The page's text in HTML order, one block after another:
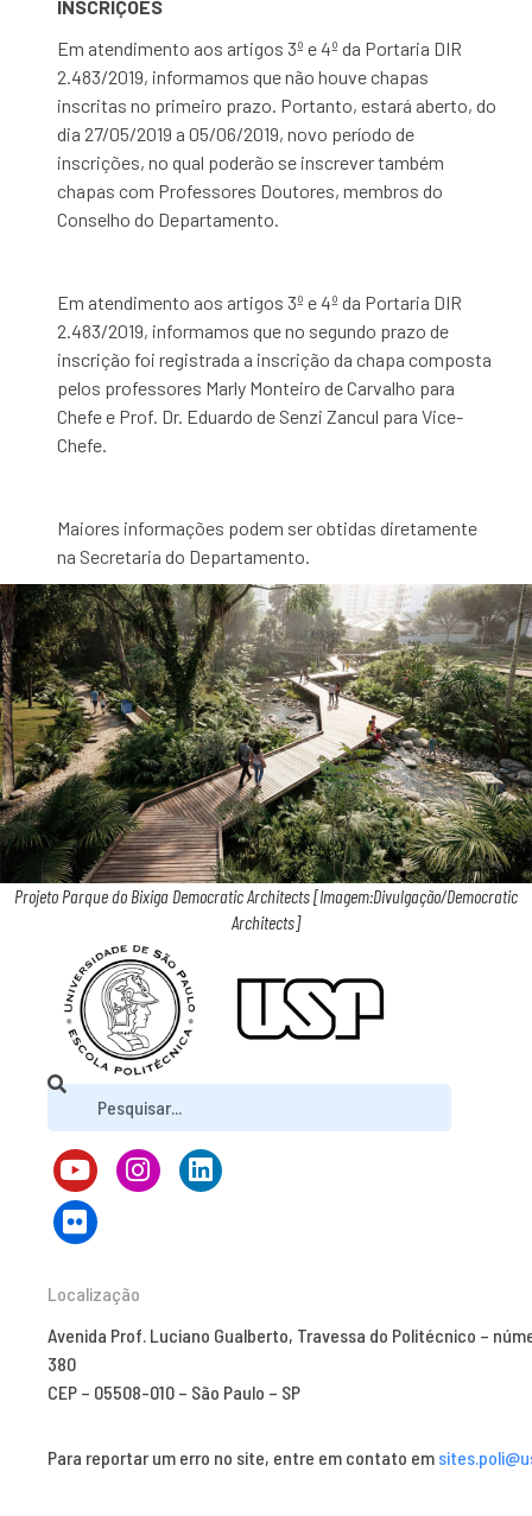
INSCRIÇÕES
Em atendimento aos artigos 3º e 4º da Portaria DIR
2.483/2019, informamos que não houve chapas
inscritas no primeiro prazo. Portanto, estará aberto, do
dia 27/05/2019 a 05/06/2019, novo período de
inscrições, no qual poderão se inscrever também
chapas com Professores Doutores, membros do
Conselho do Departamento.
Em atendimento aos artigos 3º e 4º da Portaria DIR
2.483/2019, informamos que no segundo prazo de
inscrição foi registrada a inscrição da chapa composta
pelos professores Marly Monteiro de Carvalho para
Chefe e Prof. Dr. Eduardo de Senzi Zancul para Vice-
Chefe.
Maiores informações podem ser obtidas diretamente
na Secretaria do Departamento.
Projeto Parque do Bixiga Democratic Architects [Imagem:Divulgação/Democratic
Architects]
Localização
Avenida Prof. Luciano Gualberto, Travessa do Politécnico –
380
CEP – 05508-010 – São Paulo – SP
Para reportar um erro no site, entre em contato em